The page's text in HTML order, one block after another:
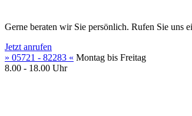
Gerne beraten wir Sie persönlich. Rufen Sie uns
Jetzt anrufen
» 05721 - 82283 « Montag bis Freitag
8.00 - 18.00 Uhr